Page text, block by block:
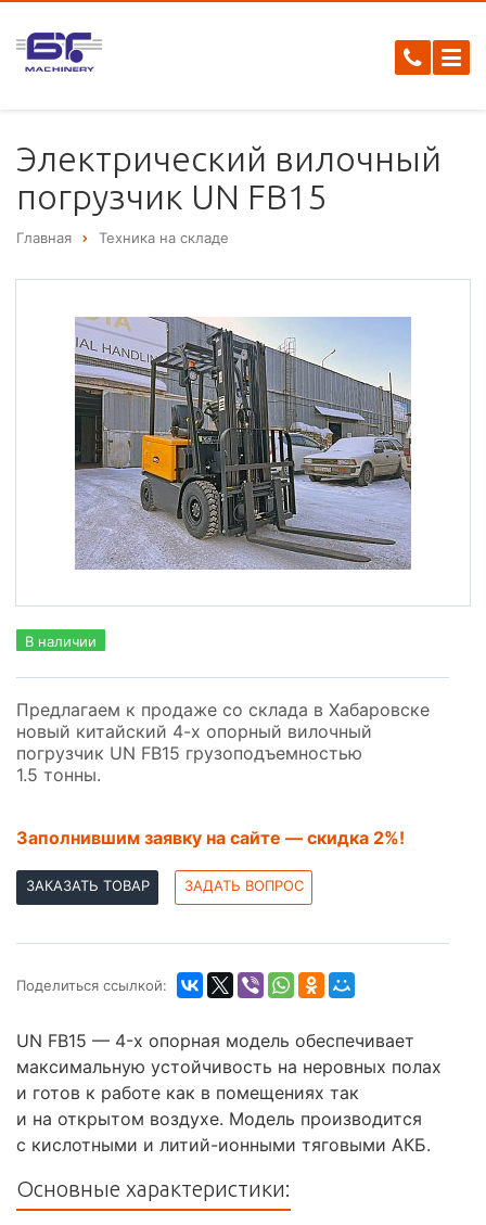
Электрический вилочный
погрузчик UN FB15
Главная Техника на складе
В наличии
Предлагаем к продаже со склада в Хабаровске
новый китайский 4-х опорный вилочный
погрузчик UN FB15 грузоподъемностью
1.5 тонны.
Заполнившим заявку на сайте — скидка 2%!
ЗАКАЗАТЬ ТОВАР ЗАДАТЬ ВОПРОС
Поделиться ссылкой:
UN FB15 — 4-х опорная модель обеспечивает
максимальную устойчивость на неровных полах
и готов к работе как в помещениях так
и на открытом воздухе. Модель производится
с кислотными и литий-ионными тяговыми АКБ.
Основные характеристики: